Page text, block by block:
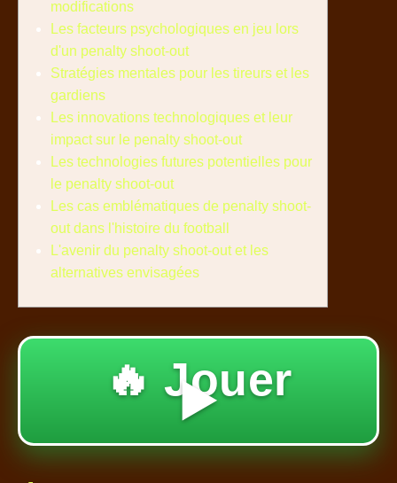
modifications
Les facteurs psychologiques en jeu lors
d'un penalty shoot-out
Stratégies mentales pour les tireurs et les
gardiens
Les innovations technologiques et leur
impact sur le penalty shoot-out
Les technologies futures potentielles pour
le penalty shoot-out
Les cas emblématiques de penalty shoot-
out dans l'histoire du football
L'avenir du penalty shoot-out et les
alternatives envisagées
🔥 Jouer
▶️